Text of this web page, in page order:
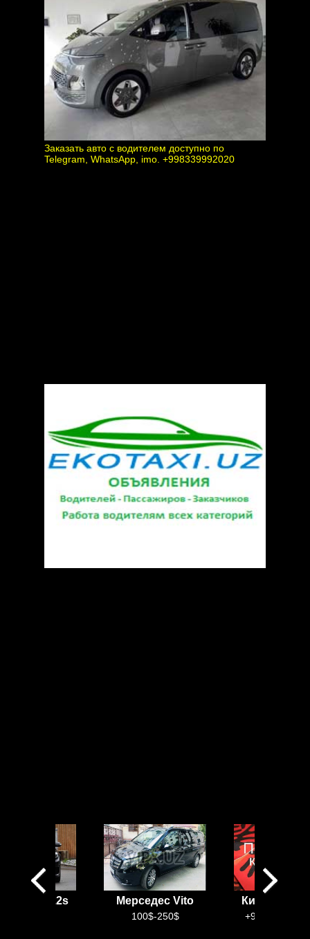
Заказать авто с водителем доступно по
Telegram, WhatsApp, imo. +998339992020
w222s Мерседес Vito
100$-250$
Китайский
+99899 888